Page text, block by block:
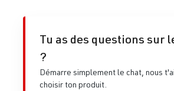
Tu as des questions sur
?
Démarre simplement le chat, nous
choisir ton produit.